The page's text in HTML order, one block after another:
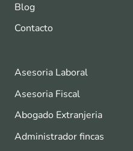
Blog
Contacto
Asesoria Laboral
Asesoria Fiscal
Abogado Extranjeria
Administrador fincas